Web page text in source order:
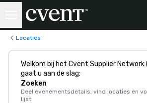
Locaties
Welkom bij het Cvent Supplier Network
gaat u aan de slag:
Zoeken
Deel evenementsdetails, vind locaties en
lijst